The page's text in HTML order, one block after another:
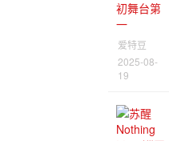
爱特豆
2025-08-
19